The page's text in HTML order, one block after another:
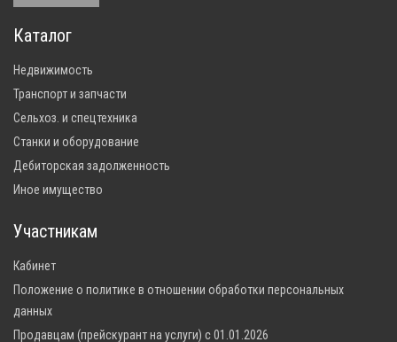
Каталог
Недвижимость
Транспорт и запчасти
Сельхоз. и спецтехника
Станки и оборудование
Дебиторская задолженность
Иное имущество
Участникам
Кабинет
Положение о политике в отношении обработки персональных
данных
Продавцам (прейскурант на услуги) с 01.01.2026